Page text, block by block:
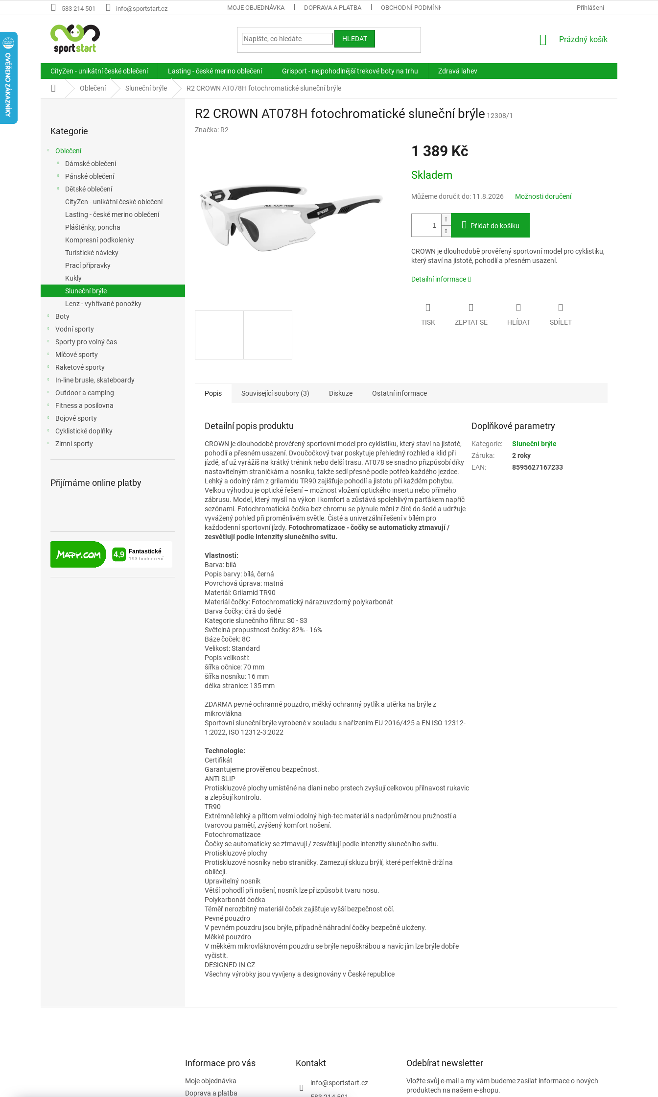
na
583 214 501 info@sportstart.cz MOJE OBJEDNÁVKA DOPRAVA A PLATBA OBCHODNÍ PODMÍNKY KONTAKTY
Přihlášení
HLEDAT
NÁKUPNÍ
Prázdný košík
CityZen - unikátní české oblečení Lasting - české merino oblečení Grisport - nejpohodlnější trekové boty na trhu Zdravá lahev
Domů Oblečení Sluneční brýle R2 CROWN AT078H fotochromatické sluneční brýle
kategorie
Kategorie
Oblečení
Dámské oblečení
Pánské oblečení
Dětské oblečení
CityZen - unikátní české oblečení
Lasting - české merino oblečení
Pláštěnky, poncha
Kompresní podkolenky
Turistické návleky
Prací přípravky
Kukly
Sluneční brýle
Lenz - vyhřívané ponožky
Boty
Vodní sporty
Sporty pro volný čas
Míčové sporty
Raketové sporty
In-line brusle, skateboardy
Outdoor a camping
Fitness a posilovna
Bojové sporty
Cyklistické doplňky
Zimní sporty
Přijímáme online platby
R2 CROWN AT078H fotochromatické sluneční brýle 12308/1
Značka: R2
1 389 Kč
cena:
Skladem
Můžeme doručit do: 11.8.2026 Možnosti doručení
Přidat do košíku
CROWN je dlouhodobě prověřený sportovní model pro cyklistiku,
který staví na jistotě, pohodlí a přesném usazení.
Detailní informace
TISK ZEPTAT SE HLÍDAT SDÍLET
Popis Související soubory (3) Diskuze Ostatní informace
Detailní popis produktu
CROWN je dlouhodobě prověřený sportovní model pro cyklistiku, který staví na jistotě,
pohodlí a přesném usazení. Dvoučočkový tvar poskytuje přehledný rozhled a klid při
jízdě, ať už vyrážíš na krátký trénink nebo delší trasu. AT078 se snadno přizpůsobí díky
nastavitelným straničkám a nosníku, takže sedí přesně podle potřeb každého jezdce.
Lehký a odolný rám z grilamidu TR90 zajišťuje pohodlí a jistotu při každém pohybu.
Velkou výhodou je optické řešení – možnost vložení optického insertu nebo přímého
zábrusu. Model, který myslí na výkon i komfort a zůstává spolehlivým parťákem napříč
sezónami. Fotochromatická čočka bez chromu se plynule mění z čiré do šedé a udržuje
vyvážený pohled při proměnlivém světle. Čisté a univerzální řešení v bílém pro
každodenní sportovní jízdy. Fotochromatizace - čočky se automaticky ztmavují /
zesvětlují podle intenzity slunečního svitu.
Vlastnosti:
Barva: bílá
Popis barvy: bílá, černá
Povrchová úprava: matná
Materiál: Grilamid TR90
Materiál čočky: Fotochromatický nárazuvzdorný polykarbonát
Barva čočky: čirá do šedé
Kategorie slunečního filtru: S0 - S3
Světelná propustnost čočky: 82% - 16%
Báze čoček: 8C
Velikost: Standard
Popis velikosti:
šířka očnice: 70 mm
šířka nosníku: 16 mm
délka stranice: 135 mm
ZDARMA pevné ochranné pouzdro, měkký ochranný pytlík a utěrka na brýle z
mikrovlákna
Sportovní sluneční brýle vyrobené v souladu s nařízením EU 2016/425 a EN ISO 12312-
1:2022, ISO 12312-3:2022
Technologie:
Certifikát
Garantujeme prověřenou bezpečnost.
ANTI SLIP
Protiskluzové plochy umístěné na dlani nebo prstech zvyšují celkovou přilnavost rukavic
a zlepšují kontrolu.
TR90
Extrémně lehký a přitom velmi odolný high-tec materiál s nadprůměrnou pružností a
tvarovou pamětí, zvýšený komfort nošení.
Fotochromatizace
Čočky se automaticky se ztmavují / zesvětlují podle intenzity slunečního svitu.
Protiskluzové plochy
Protiskluzové nosníky nebo straničky. Zamezují skluzu brýlí, které perfektně drží na
obličeji.
Upravitelný nosník
Větší pohodlí při nošení, nosník lze přizpůsobit tvaru nosu.
Polykarbonát čočka
Téměř nerozbitný materiál čoček zajišťuje vyšší bezpečnost očí.
Pevné pouzdro
V pevném pouzdru jsou brýle, případně náhradní čočky bezpečně uloženy.
Měkké pouzdro
V měkkém mikrovláknovém pouzdru se brýle nepoškrábou a navíc jím lze brýle dobře
vyčistit.
DESIGNED IN CZ
Všechny výrobky jsou vyvíjeny a designovány v České republice
Doplňkové parametry
Kategorie:
Sluneční brýle
Záruka:
2 roky
EAN: 8595627167233
Informace pro vás
Moje objednávka
Doprava a platba
Kontakt
info@sportstart.cz
Odebírat newsletter
Vložte svůj e-mail a my vám budeme zasílat informace o nových
produktech na našem e-shopu.